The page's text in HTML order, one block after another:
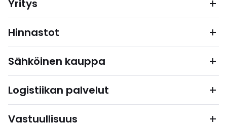
Yritys
Hinnastot
Sähköinen kauppa
Logistiikan palvelut
Vastuullisuus